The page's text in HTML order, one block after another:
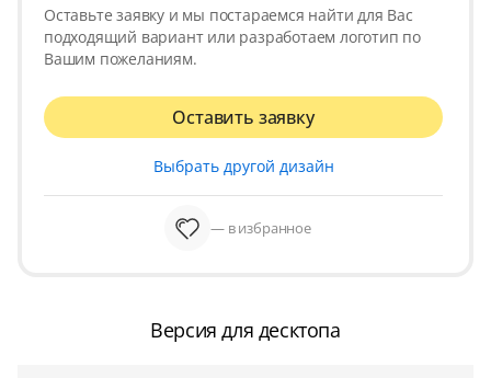
Оставьте заявку и мы постараемся найти для Вас
подходящий вариант или разработаем логотип по
Вашим пожеланиям.
Оставить заявку
Выбрать другой дизайн
— в избранное
Версия для десктопа